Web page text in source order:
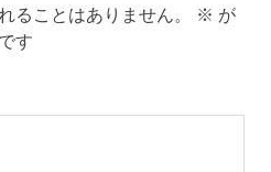
ることはありません。 ※ が
す